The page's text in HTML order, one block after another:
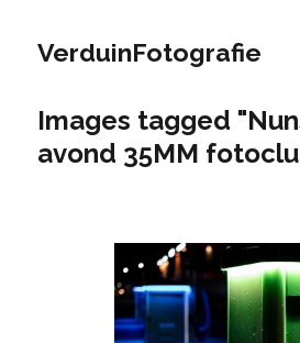
VerduinFotografie
Images tagged
avond 35MM